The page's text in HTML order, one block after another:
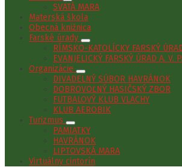
SVÄTÁ MARA
Materská škola
Obecná knižnica
Farské úrady
RÍMSKO-KATOLÍCKY FARSKÝ
EVANJELICKÝ FARSKÝ ÚRAD A. V.
Organizácie
DIVADELNÝ SÚBOR HAVRÁNOK
DOBROVOĽNÝ HASIČSKÝ ZBOR
FUTBALOVÝ KLUB VLACHY
KLUB AEROBIK
Turizmus
PAMIATKY
HAVRÁNOK
LIPTOVSKÁ MARA
Virtuálny cintorín